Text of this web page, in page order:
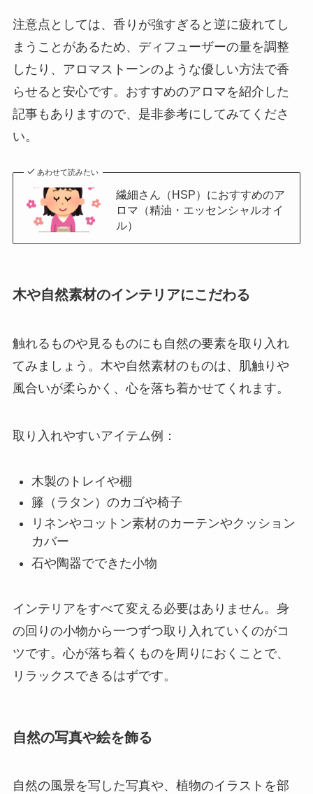
注意点としては、香りが強すぎると逆に疲れてし
まうことがあるため、ディフューザーの量を調整
したり、アロマストーンのような優しい方法で香
らせると安心です。おすすめのアロマを紹介した
記事もありますので、是非参考にしてみてくださ
い。
あわせて読みたい
繊細さん（HSP）におすすめのア
ロマ（精油・エッセンシャルオイ
ル）
木や自然素材のインテリアにこだわる
触れるものや見るものにも自然の要素を取り入れ
てみましょう。木や自然素材のものは、肌触りや
風合いが柔らかく、心を落ち着かせてくれます。
取り入れやすいアイテム例：
木製のトレイや棚
籐（ラタン）のカゴや椅子
リネンやコットン素材のカーテンやクッション
カバー
石や陶器でできた小物
インテリアをすべて変える必要はありません。身
の回りの小物から一つずつ取り入れていくのがコ
ツです。心が落ち着くものを周りにおくことで、
リラックスできるはずです。
自然の写真や絵を飾る
自然の風景を写した写真や、植物のイラストを部